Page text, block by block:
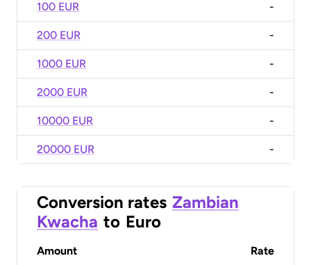
100 EUR -
200 EUR -
1000 EUR -
2000 EUR -
10000 EUR -
20000 EUR -
Conversion rates Zambian
Kwacha to Euro
Amount Rate